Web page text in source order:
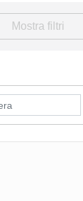
Mostra filtri